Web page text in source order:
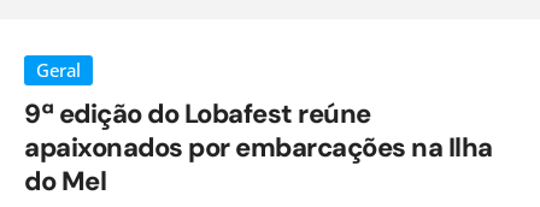
Geral
9ª edição do Lobafest reúne
apaixonados por embarcações na Ilha
do Mel